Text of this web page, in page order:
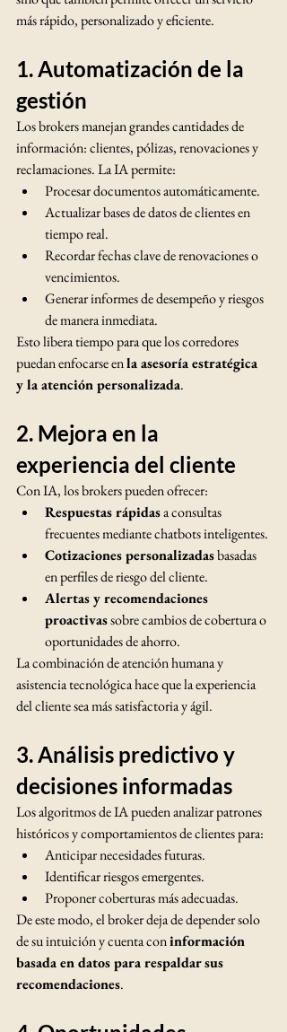
más rápido, personalizado y eficiente.
1. Automatización de la
gestión
Los brokers manejan grandes cantidades de
información: clientes, pólizas, renovaciones y
reclamaciones. La IA permite:
Procesar documentos automáticamente.
Actualizar bases de datos de clientes en
tiempo real.
Recordar fechas clave de renovaciones o
vencimientos.
Generar informes de desempeño y riesgos
de manera inmediata.
Esto libera tiempo para que los corredores
puedan enfocarse en la asesoría estratégica
y la atención personalizada.
2. Mejora en la
experiencia del cliente
Con IA, los brokers pueden ofrecer:
Respuestas rápidas a consultas
frecuentes mediante chatbots inteligentes.
Cotizaciones personalizadas basadas
en perfiles de riesgo del cliente.
Alertas y recomendaciones
proactivas sobre cambios de cobertura o
oportunidades de ahorro.
La combinación de atención humana y
asistencia tecnológica hace que la experiencia
del cliente sea más satisfactoria y ágil.
3. Análisis predictivo y
decisiones informadas
Los algoritmos de IA pueden analizar patrones
históricos y comportamientos de clientes para:
Anticipar necesidades futuras.
Identificar riesgos emergentes.
Proponer coberturas más adecuadas.
De este modo, el broker deja de depender solo
de su intuición y cuenta con información
basada en datos para respaldar sus
recomendaciones.